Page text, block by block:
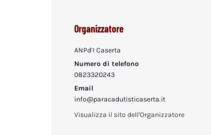
Organizzatore
ANPd’I Caserta
Numero di telefono
0823320243
Email
info@paracadutisticaserta.it
Visualizza il sito dell'Organizzatore